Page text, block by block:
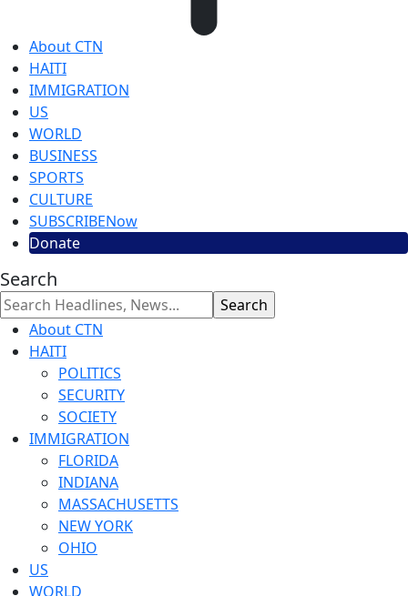
About CTN
HAITI
IMMIGRATION
US
WORLD
BUSINESS
SPORTS
CULTURE
SUBSCRIBENow
Donate
Search
About CTN
HAITI
POLITICS
SECURITY
SOCIETY
IMMIGRATION
FLORIDA
INDIANA
MASSACHUSETTS
NEW YORK
OHIO
US
WORLD